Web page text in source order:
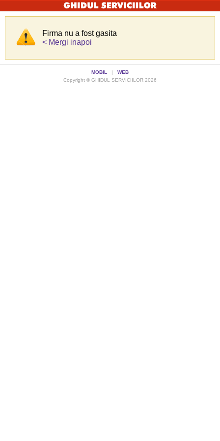
Firma nu a fost gasita
< Mergi inapoi
MOBIL | WEB
Copyright © GHIDUL SERVICIILOR 2026